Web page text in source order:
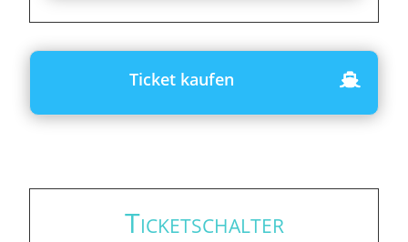
Ticket kaufen
Ticketschalter